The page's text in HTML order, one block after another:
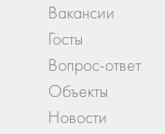
Вакансии
Госты
Вопрос-ответ
Объекты
Новости